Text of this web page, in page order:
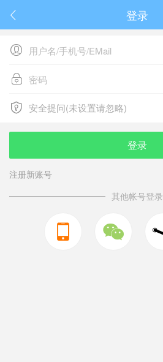
 登录


 安全提问(未设置请忽略)
安全提问(未设置请忽略)
登录
注册新账号
其他帐号登录
 